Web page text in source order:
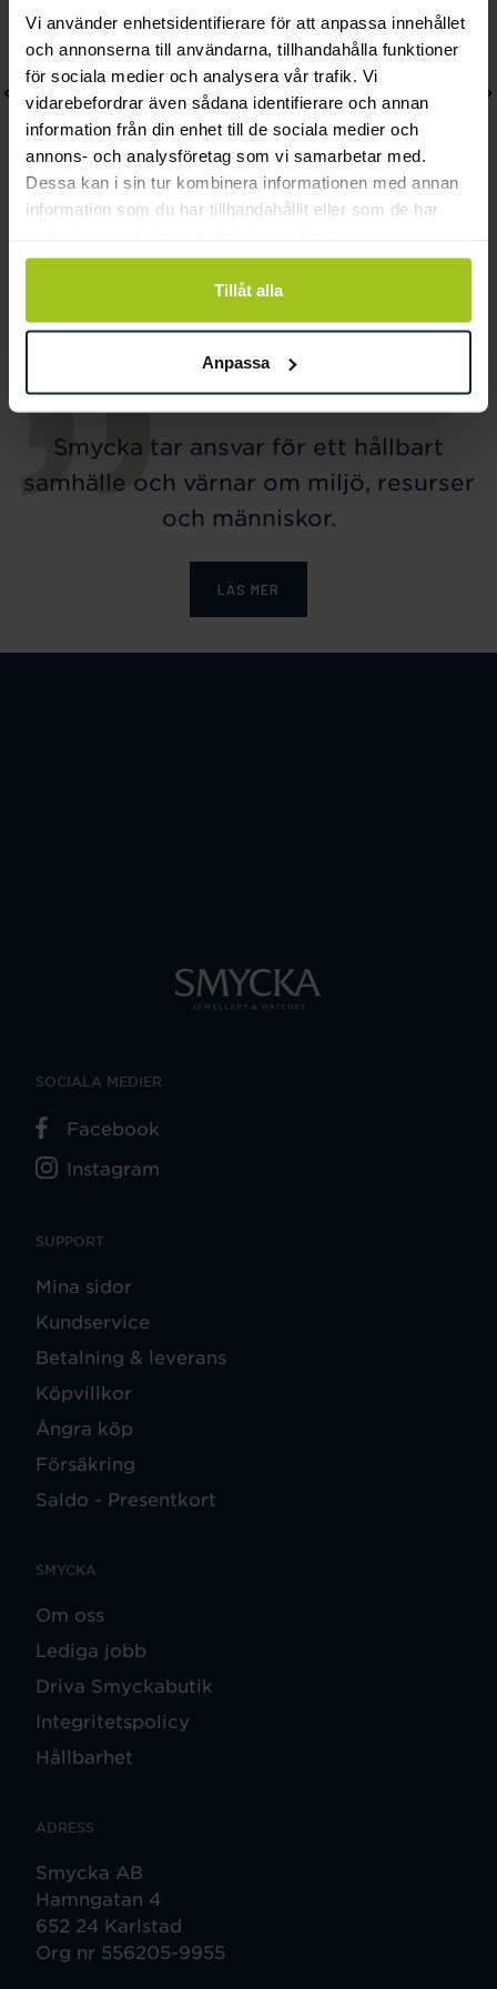
Vi använder enhetsidentifierare för att anpassa innehållet
och annonserna till användarna, tillhandahålla funktioner
för sociala medier och analysera vår trafik. Vi
vidarebefordrar även sådana identifierare och annan
information från din enhet till de sociala medier och
annons- och analysföretag som vi samarbetar med.
Dessa kan i sin tur kombinera informationen med annan
information som du har tillhandahållit eller som de har
Tillåt alla
Anpassa
Pris:399 kr
399 kr
Smycka tar ansvar för ett hållbart
samhälle och värnar om miljö, resurser
och människor.
LÄS MER
SUPPORT
Mina sidor
Kundservice
Betalning & leverans
Köpvillkor
Ångra köp
Försäkring
Saldo - Presentkort
SMYCKA
Om oss
Lediga jobb
Driva Smyckabutik
Integritetspolicy
Hållbarhet
ADRESS
Smycka AB
Hamngatan 4
652 24 Karlstad
Org nr 556205-9955
SOCIALA MEDIER
Facebook
Instagram